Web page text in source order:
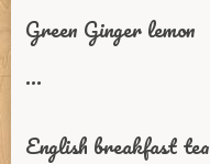
Green Ginger lemon
...
English breakfast tea